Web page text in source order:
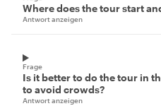
Where does the tour start
Antwort anzeigen
Frage
Is it better to do the tour in
to avoid crowds?
Antwort anzeigen